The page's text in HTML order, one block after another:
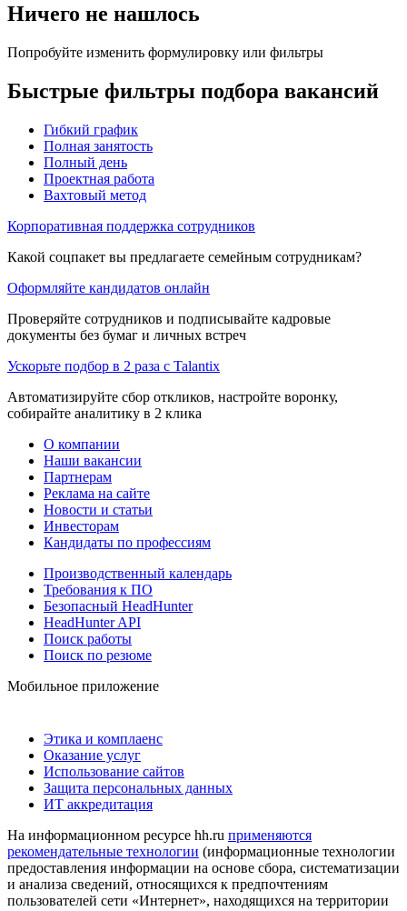
Ничего не нашлось
Попробуйте изменить формулировку или фильтры
Быстрые фильтры подбора вакансий
Гибкий график
Полная занятость
Полный день
Проектная работа
Вахтовый метод
Корпоративная поддержка сотрудников
Какой соцпакет вы предлагаете семейным сотрудникам?
Оформляйте кандидатов онлайн
Проверяйте сотрудников и подписывайте кадровые
документы без бумаг и личных встреч
Ускорьте подбор в 2 раза с Talantix
Автоматизируйте сбор откликов, настройте воронку,
собирайте аналитику в 2 клика
О компании
Наши вакансии
Партнерам
Реклама на сайте
Новости и статьи
Инвесторам
Кандидаты по профессиям
Производственный календарь
Требования к ПО
Безопасный HeadHunter
HeadHunter API
Поиск работы
Поиск по резюме
Мобильное приложение
Этика и комплаенс
Оказание услуг
Использование сайтов
Защита персональных данных
ИТ аккредитация
На информационном ресурсе hh.ru применяются
рекомендательные технологии (информационные технологии
предоставления информации на основе сбора, систематизации
и анализа сведений, относящихся к предпочтениям
пользователей сети «Интернет», находящихся на территории